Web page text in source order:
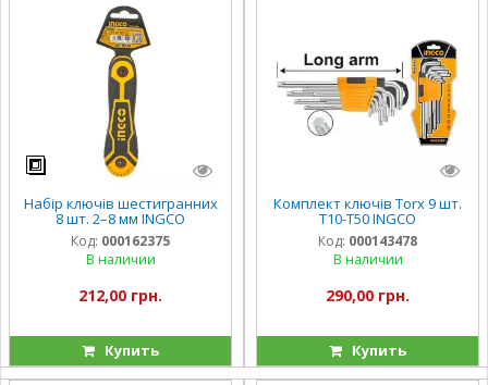
Набір ключів шестигранних
8 шт. 2–8 мм INGCO
Код: 000162375
В наличии
212,00 грн.
Купить
Комплект ключів Torx 9 шт.
Т10-Т50 INGCO
Код: 000143478
В наличии
290,00 грн.
Купить